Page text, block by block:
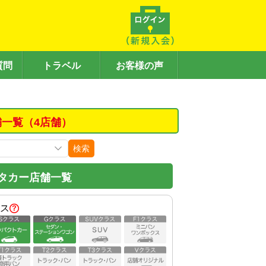
問 トラベル お客様の声
覧（4店舗）
検索
カー店舗一覧